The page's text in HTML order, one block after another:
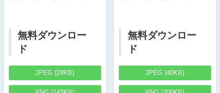
無料ダウンロー
ド
JPEG (28KB)
無料ダウンロー
ド
JPEG (40KB)